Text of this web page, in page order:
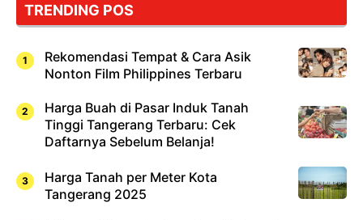
TRENDING POS
Rekomendasi Tempat & Cara Asik
Nonton Film Philippines Terbaru
Harga Buah di Pasar Induk Tanah
Tinggi Tangerang Terbaru: Cek
Daftarnya Sebelum Belanja!
Harga Tanah per Meter Kota
Tangerang 2025